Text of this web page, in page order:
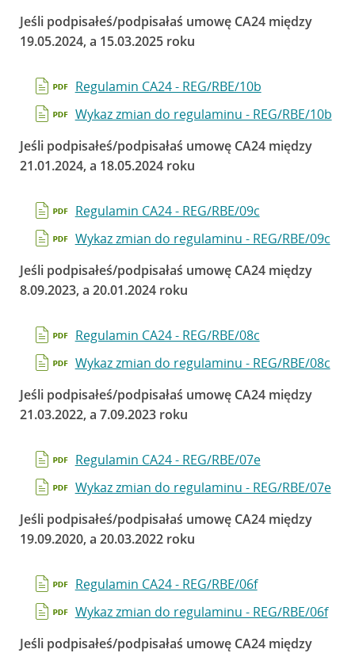
Jeśli podpisałeś/podpisałaś umowę CA24 między
19.05.2024, a 15.03.2025 roku
Regulamin CA24 - REG/RBE/10b
Wykaz zmian do regulaminu - REG/RBE/10b
Jeśli podpisałeś/podpisałaś umowę CA24 między
21.01.2024, a 18.05.2024 roku
Regulamin CA24 - REG/RBE/09c
Wykaz zmian do regulaminu - REG/RBE/09c
Jeśli podpisałeś/podpisałaś umowę CA24 między
8.09.2023, a 20.01.2024 roku
Regulamin CA24 - REG/RBE/08c
Wykaz zmian do regulaminu - REG/RBE/08c
Jeśli podpisałeś/podpisałaś umowę CA24 między
21.03.2022, a 7.09.2023 roku
Regulamin CA24 - REG/RBE/07e
Wykaz zmian do regulaminu - REG/RBE/07e
Jeśli podpisałeś/podpisałaś umowę CA24 między
19.09.2020, a 20.03.2022 roku
Regulamin CA24 - REG/RBE/06f
Wykaz zmian do regulaminu - REG/RBE/06f
Jeśli podpisałeś/podpisałaś umowę CA24 między